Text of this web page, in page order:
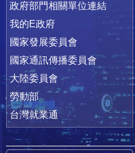
政府部門相關單位連結
我的E政府
國家發展委員會
國家通訊傳播委員會
大陸委員會
勞動部
台灣就業通